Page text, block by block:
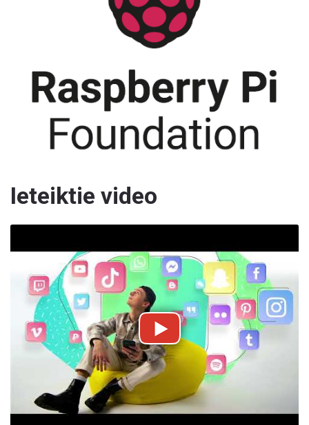
Ieteiktie video